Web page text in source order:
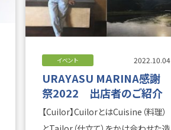
イベント 2022.10.04
URAYASU MARINA感謝
祭2022 出店者のご紹介
【Cuilor】CuilorとはCuisine（料理）